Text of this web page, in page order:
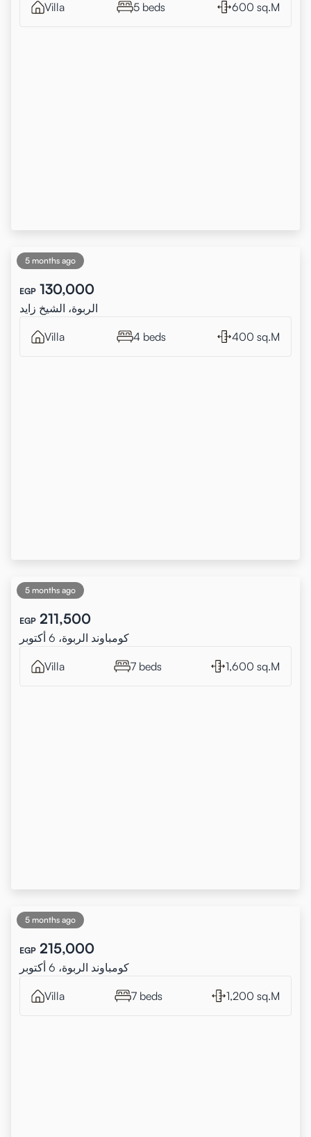
Villa 5 beds 600 sq.M
5 months ago
EGP 130,000
الربوة، الشيخ زايد
Villa 4 beds 400 sq.M
5 months ago
EGP 211,500
كومباوند الربوة، 6 أكتوبر
Villa 7 beds 1,600 sq.M
5 months ago
EGP 215,000
كومباوند الربوة، 6 أكتوبر
Villa 7 beds 1,200 sq.M